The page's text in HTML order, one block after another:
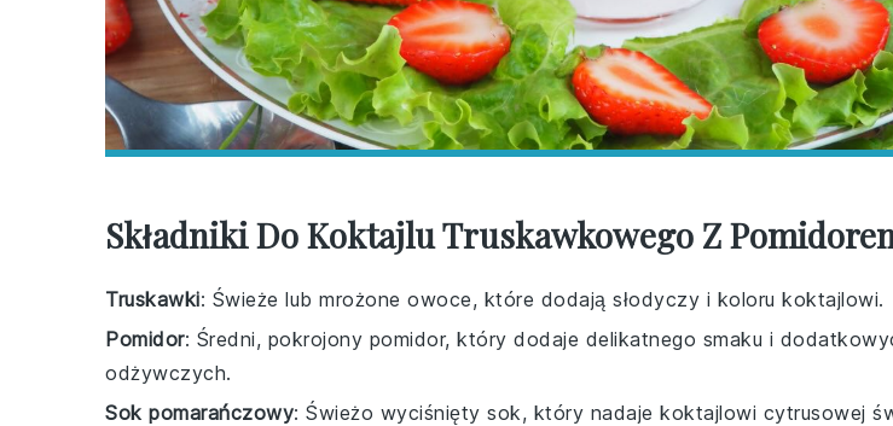
Składniki Do Koktajlu Truskawkowego Z
Truskawki: Świeże lub mrożone owoce, które dodają słodyczy i koloru koktajlowi.
Pomidor: Średni, pokrojony pomidor, który dodaje delikatnego smaku i
odżywczych.
Sok pomarańczowy: Świeżo wyciśnięty sok, który nadaje koktajlowi cytrusowej